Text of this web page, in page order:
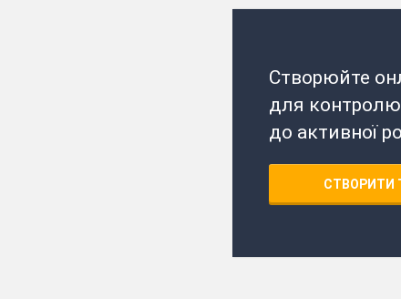
Створюйте
для контролю
до активної
СТВОРИТИ